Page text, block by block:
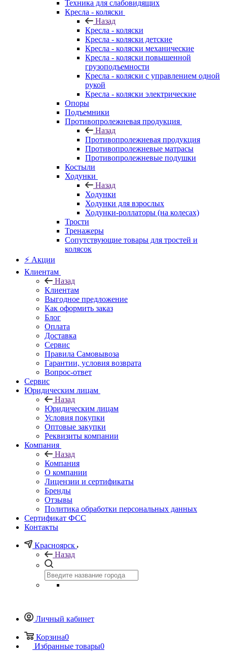
Техника для слабовидящих
Кресла - коляски
Назад
Кресла - коляски
Кресла - коляски детские
Кресла - коляски механические
Кресла - коляски повышенной
грузоподъемности
Кресла - коляски с управлением одной
рукой
Кресла - коляски электрические
Опоры
Подъемники
Противопролежневая продукция
Назад
Противопролежневая продукция
Противопролежневые матрасы
Противопролежневые подушки
Костыли
Ходунки
Назад
Ходунки
Ходунки для взрослых
Ходунки-роллаторы (на колесах)
Трости
Тренажеры
Сопутствующие товары для тростей и
колясок
⚡ Акции
Клиентам
Назад
Клиентам
Выгодное предложение
Как оформить заказ
Блог
Оплата
Доставка
Сервис
Правила Самовывоза
Гарантии, условия возврата
Вопрос-ответ
Сервис
Юридическим лицам
Назад
Юридическим лицам
Условия покупки
Оптовые закупки
Реквизиты компании
Компания
Назад
Компания
О компании
Лицензии и сертификаты
Бренды
Отзывы
Политика обработки персональных данных
Сертификат ФСС
Контакты
Красноярск
Назад
Личный кабинет
Корзина0
Избранные товары0